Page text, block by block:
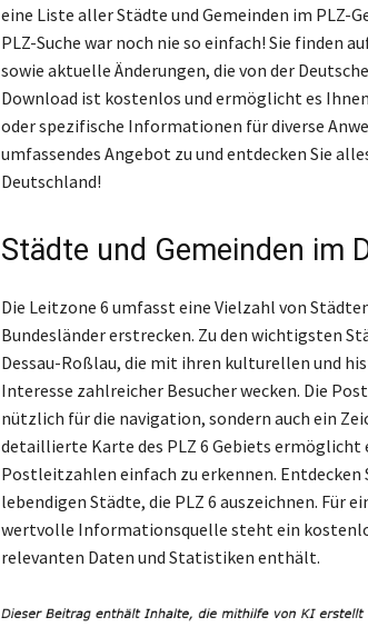
eine Liste aller Städte und Gemeinden im PLZ-
PLZ-Suche war noch nie so einfach! Sie finden
sowie aktuelle Änderungen, die von der
Download ist kostenlos und ermöglicht es
oder spezifische Informationen für diverse
umfassendes Angebot zu und entdecken Sie
Deutschland!
Städte und Gemeinden im
Die Leitzone 6 umfasst eine Vielzahl von
Bundesländer erstrecken. Zu den wichtigsten
Dessau-Roßlau, die mit ihren kulturellen und
Interesse zahlreicher Besucher wecken. Die
nützlich für die navigation, sondern auch ein
detaillierte Karte des PLZ 6 Gebiets ermöglicht
Postleitzahlen einfach zu erkennen. Entdecken
lebendigen Städte, die PLZ 6 auszeichnen. Für
wertvolle Informationsquelle steht ein
relevanten Daten und Statistiken enthält.